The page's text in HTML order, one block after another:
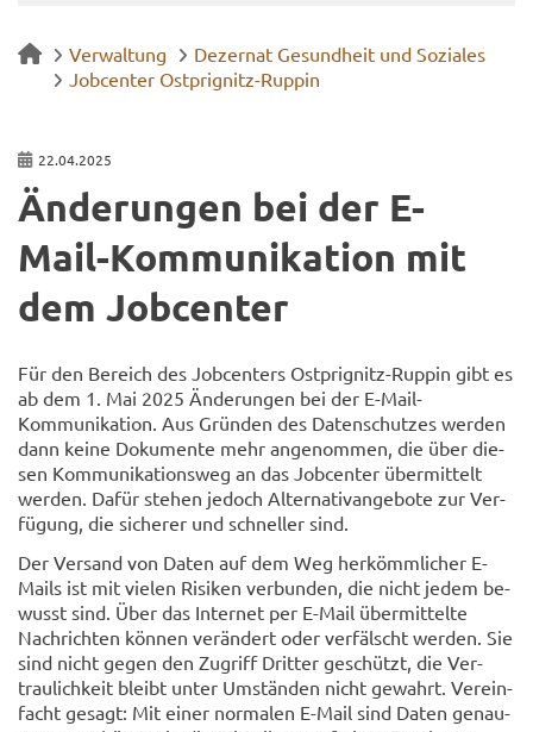
Verwaltung
Dezernat Gesundheit und Soziales
Jobcenter Ostprignitz-Ruppin
22.04.2025
Än­de­run­gen bei der E-​
Mail-Kommunikation mit
dem Job­cen­ter
Für den Be­reich des Job­cen­ters Ostprignitz-​Ruppin gibt es
ab dem 1. Mai 2025 Än­de­run­gen bei der E-​Mail-
Kommunikation. Aus Grün­den des Da­ten­schut­zes wer­den
dann keine Do­ku­men­te mehr an­ge­nom­men, die über die­
sen Kom­mu­ni­ka­ti­ons­weg an das Job­cen­ter über­mit­telt
wer­den. Dafür ste­hen je­doch Al­ter­na­tiv­an­ge­bo­te zur Ver­
fü­gung, die si­che­rer und schnel­ler sind.
Der Ver­sand von Daten auf dem Weg her­kömm­li­cher E-​
Mails ist mit vie­len Ri­si­ken ver­bun­den, die nicht jedem be­
wusst sind. Über das In­ter­net per E-​Mail über­mit­tel­te
Nach­rich­ten kön­nen ver­än­dert oder ver­fälscht wer­den. Sie
sind nicht gegen den Zu­griff Drit­ter ge­schützt, die Ver­
trau­lich­keit bleibt unter Um­stän­den nicht ge­wahrt. Ver­ein­
facht ge­sagt: Mit einer nor­ma­len E-​Mail sind Daten ge­nau­